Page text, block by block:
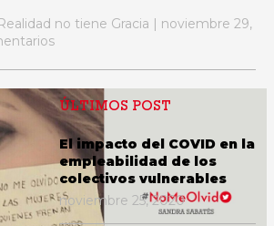
no tiene Gracia | noviembre 29,
ÚLTIMOS POST
El impacto del COVID en la
empleabilidad de los
colectivos vulnerables
noviembre 25, 2020